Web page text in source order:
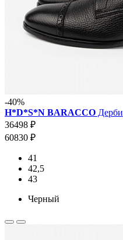
-40%
H*D*S*N BARACCO Дерби
36498 ₽
60830 ₽
41
42,5
43
Черный